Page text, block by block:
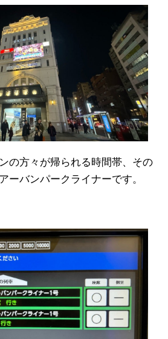
の方々が帰られる時間帯、その
ーバンパークライナーです。